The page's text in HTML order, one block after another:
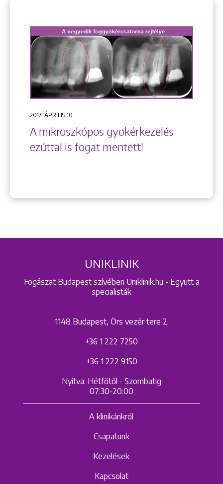
2017. ÁPRILIS 10.
A mikroszkópos gyökérkezelés
ezúttal is fogat mentett!
UNIKLINIK
Fogászat Budapest szívében Uniklinik.hu - Együtt a
specialisták
1148 Budapest, Örs vezér tere 2.
+36 1 222 7250
+36 1 222 9150
Nyitva: Hétfőtől - Szombatig
07:30-20:00
A klinikánkról
Csapatunk
Kezelések
Kapcsolat